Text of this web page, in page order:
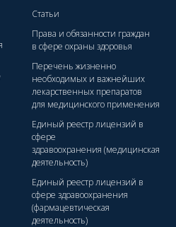
Статьи
Права и обязанности граждан
в сфере охраны здоровья
Перечень жизненно
необходимых и важнейших
лекарственных препаратов
для медицинского применения
Единый реестр лицензий в
сфере
здравоохранения (медицинская
деятельность)
Единый реестр лицензий в
сфере здравоохранения
(фармацевтическая
деятельность)